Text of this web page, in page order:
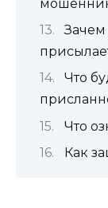
Зачем
Что
Что
Как